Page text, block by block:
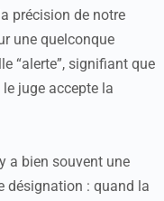
précision de notre
une quelconque
“alerte”, signifiant que
juge accepte la
a bien souvent une
désignation : quand la